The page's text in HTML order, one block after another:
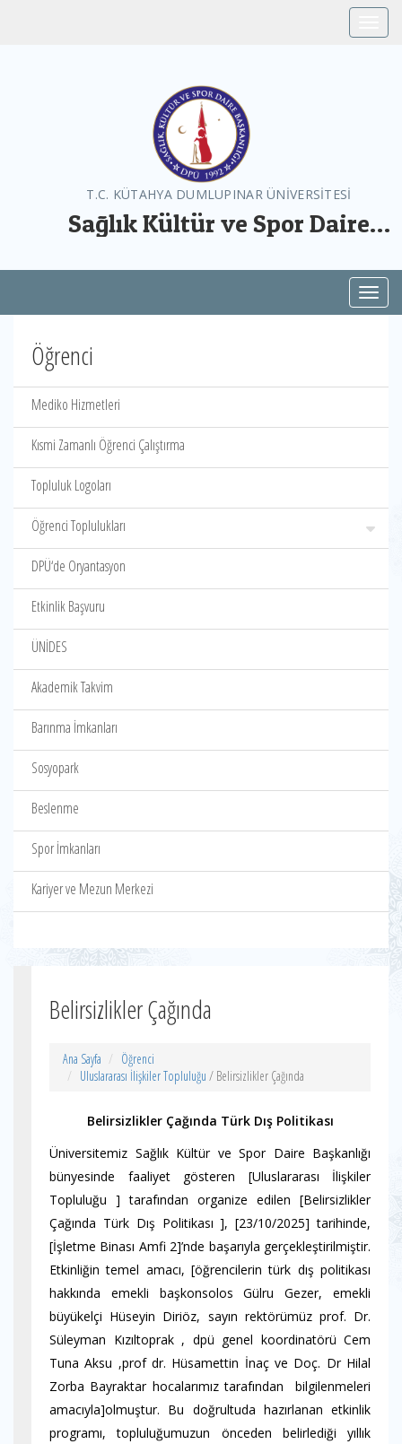
T.C. KÜTAHYA DUMLUPINAR ÜNİVERSİTESİ
Sağlık Kültür ve Spor Daire
Öğrenci
Mediko Hizmetleri
Kısmi Zamanlı Öğrenci Çalıştırma
Topluluk Logoları
Öğrenci Toplulukları
DPÜ‘de Oryantasyon
Etkinlik Başvuru
ÜNİDES
Akademik Takvim
Barınma İmkanları
Sosyopark
Beslenme
Spor İmkanları
Kariyer ve Mezun Merkezi
Belirsizlikler Çağında
Ana Sayfa
Öğrenci
Uluslararası İlişkiler Topluluğu / Belirsizlikler Çağında
Belirsizlikler Çağında Türk Dış Politikası
Üniversitemiz Sağlık Kültür ve Spor Daire Başkanlığı
bünyesinde faaliyet gösteren [Uluslararası İlişkiler
Topluluğu ] tarafından organize edilen [Belirsizlikler
Çağında Türk Dış Politikası ], [23/10/2025] tarihinde,
[İşletme Binası Amfi 2]’nde başarıyla gerçekleştirilmiştir.
Etkinliğin temel amacı, [öğrencilerin türk dış politikası
hakkında emekli başkonsolos Gülru Gezer, emekli
büyükelçi Hüseyin Diriöz, sayın rektörümüz prof. Dr.
Süleyman Kızıltoprak , dpü genel koordinatörü Cem
Tuna Aksu ,prof dr. Hüsamettin İnaç ve Doç. Dr Hilal
Zorba Bayraktar hocalarımız tarafından bilgilenmeleri
amacıyla]olmuştur. Bu doğrultuda hazırlanan etkinlik
programı, topluluğumuzun önceden belirlediği yıllık